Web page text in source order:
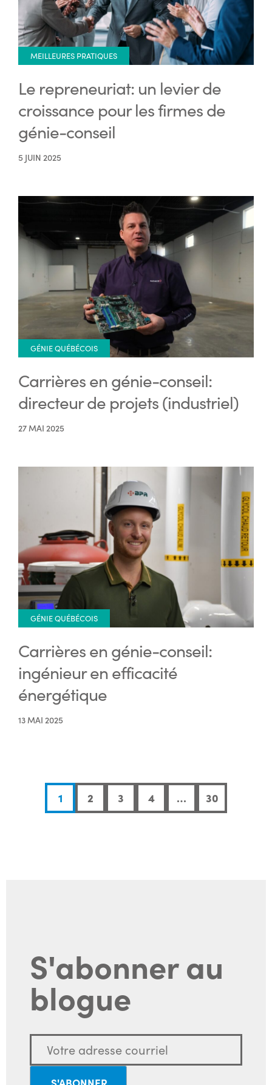
MEILLEURES PRATIQUES
Le repreneuriat: un levier de
croissance pour les firmes de
génie-conseil
5 JUIN 2025
GÉNIE QUÉBÉCOIS
Carrières en génie-conseil:
directeur de projets (industriel)
27 MAI 2025
GÉNIE QUÉBÉCOIS
Carrières en génie-conseil:
ingénieur en efficacité
énergétique
13 MAI 2025
1 2 3 4 … 30
S'abonner au
blogue